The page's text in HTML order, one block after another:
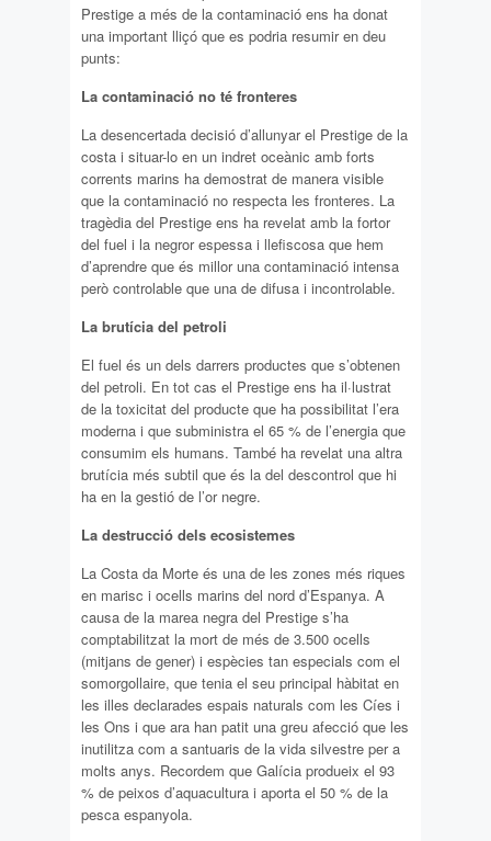
Prestige a més de la contaminació ens ha donat
una important lliçó que es podria resumir en deu
punts:
La contaminació no té fronteres
La desencertada decisió d’allunyar el Prestige de la
costa i situar-lo en un indret oceànic amb forts
corrents marins ha demostrat de manera visible
que la contaminació no respecta les fronteres. La
tragèdia del Prestige ens ha revelat amb la fortor
del fuel i la negror espessa i llefiscosa que hem
d’aprendre que és millor una contaminació intensa
però controlable que una de difusa i incontrolable.
La brutícia del petroli
El fuel és un dels darrers productes que s’obtenen
del petroli. En tot cas el Prestige ens ha il·lustrat
de la toxicitat del producte que ha possibilitat l’era
moderna i que subministra el 65 % de l’energia que
consumim els humans. També ha revelat una altra
brutícia més subtil que és la del descontrol que hi
ha en la gestió de l’or negre.
La destrucció dels ecosistemes
La Costa da Morte és una de les zones més riques
en marisc i ocells marins del nord d’Espanya. A
causa de la marea negra del Prestige s’ha
comptabilitzat la mort de més de 3.500 ocells
(mitjans de gener) i espècies tan especials com el
somorgollaire, que tenia el seu principal hàbitat en
les illes declarades espais naturals com les Cíes i
les Ons i que ara han patit una greu afecció que les
inutilitza com a santuaris de la vida silvestre per a
molts anys. Recordem que Galícia produeix el 93
% de peixos d’aquacultura i aporta el 50 % de la
pesca espanyola.